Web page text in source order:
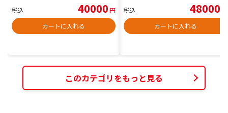
税込 40000円
カートに入れる
税込 48000
カートに入れる
このカテゴリをもっと見る